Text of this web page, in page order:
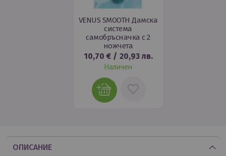
VENUS SMOOTH Дамска
система
самобръсначка с 2
ножчета
10,70 €/ 20,93 лв.
Наличен
ДОБАВИ
ОПИСАНИЕ